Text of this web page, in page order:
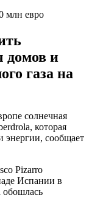
млн евро
домов и
газа на
солнечная
которая
энергии, сообщает
Pizarro
Испании в
обошлась